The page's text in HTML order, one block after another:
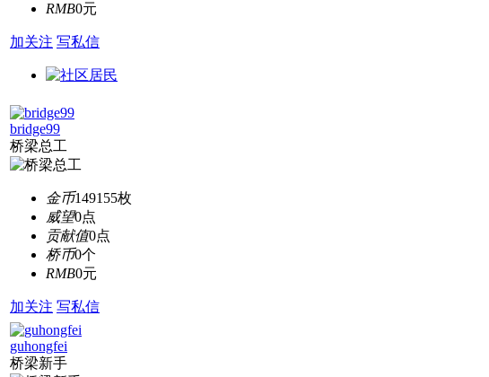
RMB0元
加关注 写私信
bridge99
桥梁总工
金币149155枚
威望0点
贡献值0点
桥币0个
RMB0元
加关注 写私信
guhongfei
桥梁新手